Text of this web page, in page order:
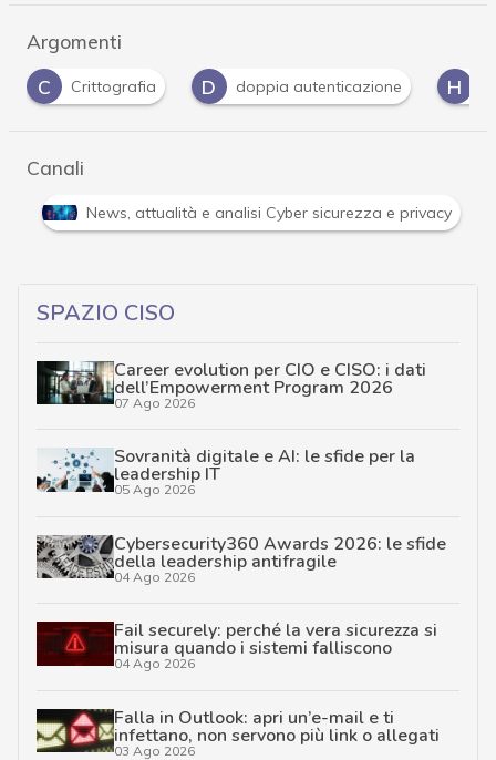
Argomenti
D
doppia autenticazione H Hacker iOS
Canali
Attacchi hacker e Malware: le ultime news in tempo
SPAZIO CISO
Career evolution per CIO e CISO: i dati
dell’Empowerment Program 2026
07 Ago 2026
Sovranità digitale e AI: le sfide per la
leadership IT
05 Ago 2026
Cybersecurity360 Awards 2026: le sfide
della leadership antifragile
04 Ago 2026
Fail securely: perché la vera sicurezza si
misura quando i sistemi falliscono
04 Ago 2026
Falla in Outlook: apri un’e-mail e ti
infettano, non servono più link o allegati
03 Ago 2026